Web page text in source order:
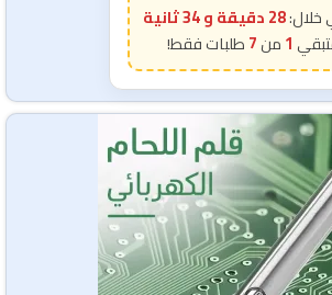
28 دقيقة و 32 ثانية
1
7